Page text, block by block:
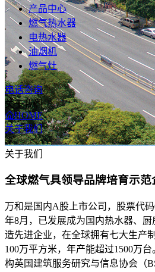
产品中心
燃气热水器
电热水器
油烟机
燃气灶
电话咨询
关于我们
HOME
关于我们
关于我们
全球燃气具领导品牌培育示范
万和是国内A股上市公司，股票代
年8月，已发展成为国内热水器、厨
造先进企业，在全球拥有七大生产
100万平方米，年产能超过1500万
构英国建筑服务研究与信息协会（